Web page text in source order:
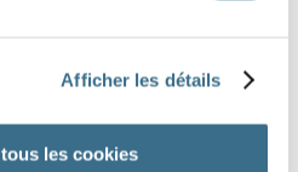
Afficher les détails
les cookies